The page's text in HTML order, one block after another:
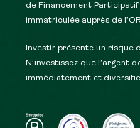
de Financement
immatriculée auprès de
Investir présente un risque
N’investissez que l’argent
immédiatement et